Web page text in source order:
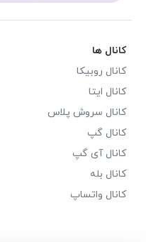
کانال ها
کانال روبیکا
کانال ایتا
کانال سروش پلاس
کانال گپ
کانال آی گپ
کانال بله
کانال واتساپ